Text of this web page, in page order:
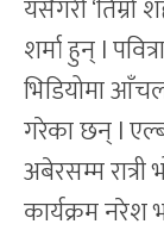
यसैगरी
शर्मा हुन् l
भिडियोमा
गरेका छन् l
अबेरसम्म
कार्यक्रम नरेश